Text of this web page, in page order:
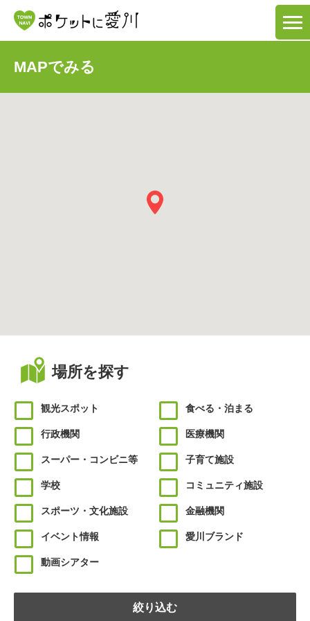
MAPでみる
場所を探す
観光スポット 食べる・泊まる
行政機関 医療機関
スーパー・コンビニ等 子育て施設
学校 コミュニティ施設
スポーツ・文化施設 金融機関
イベント情報 愛川ブランド
動画シアター